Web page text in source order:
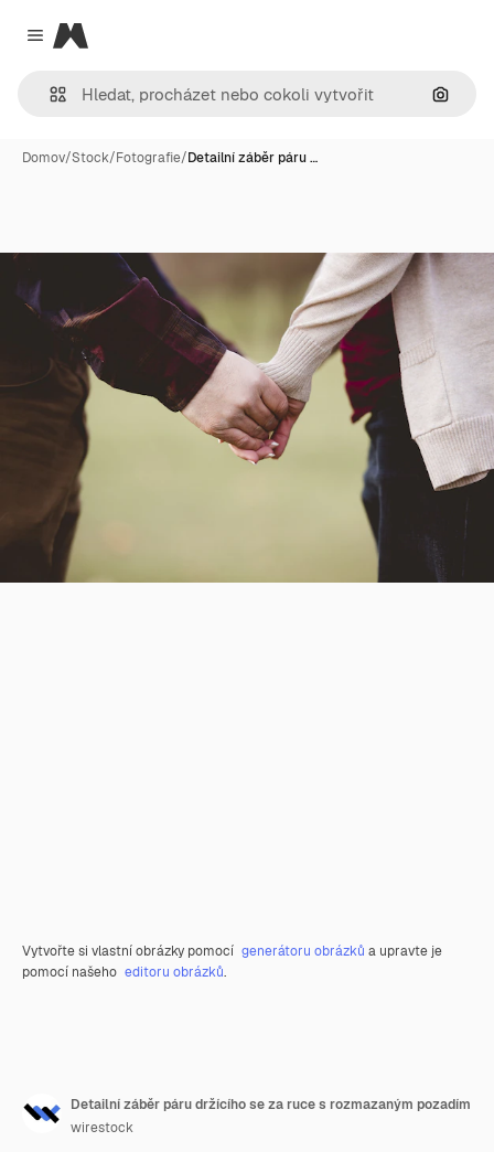
Close menu
Magnific
Hledat
Domov/Stock/Fotografie/Detailní záběr páru …
Vytvořte si vlastní obrázky pomocí generátoru obrázků a upravte je
pomocí našeho editoru obrázků.
Detailní záběr páru držícího se za ruce s rozmazaným pozadím
wirestock